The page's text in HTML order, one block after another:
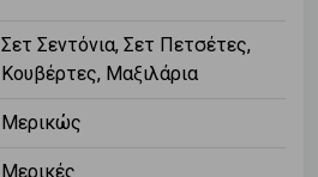
Σετ Σεντόνια, Σετ Πετσέτες,
Κουβέρτες, Μαξιλάρια
Μερικώς
Μερικές